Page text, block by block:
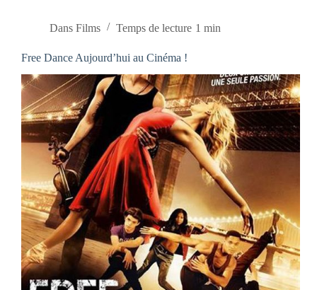
Dans Films Temps de lecture 1 min
Free Dance Aujourd’hui au Cinéma !